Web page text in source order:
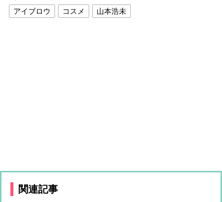
アイブロウ
コスメ 山本浩未
関連記事